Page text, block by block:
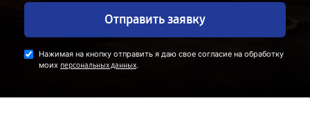
Отправить заявку
Нажимая на кнопку отправить я даю свое согласие на обработку
моих персональных данных.